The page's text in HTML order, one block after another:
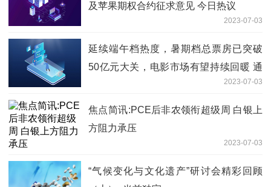
及苹果期权合约征求意见 今日热议
2023-07-03
延续端午档热度，暑期档总票房已突破
50亿元大关，电影市场有望持续回暖 通
2023-07-03
焦点简讯:PCE后非农领衔超级周 白银上
方阻力承压
2023-07-03
“气候变化与文化遗产”研讨会精彩回顾